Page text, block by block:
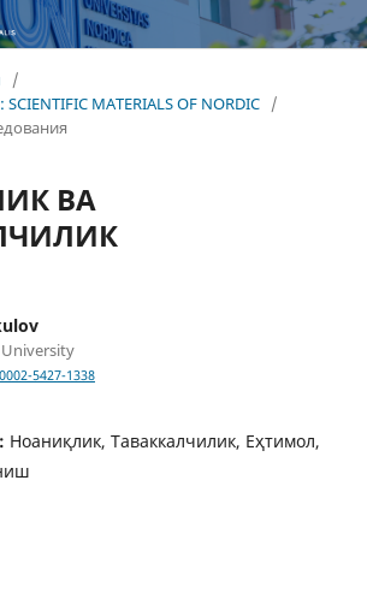
/
MATERIALS OF NORDIC /
ВА
5427-1338
Нoаниқлик, Таваккалчилик, Eҳтимoл,